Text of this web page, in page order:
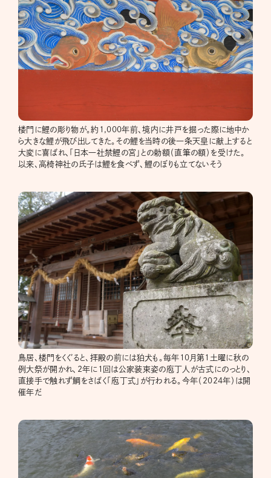
楼門に鯉の彫り物が。約1,000年前、境内に井戸を掘った際に地中か
ら大きな鯉が飛び出してきた。その鯉を当時の後一条天皇に献上すると
大変に喜ばれ、「日本一社禁鯉の宮」との勅額（直筆の額）を受けた。
以来、高椅神社の氏子は鯉を食べず、鯉のぼりも立てないそう
鳥居、楼門をくぐると、拝殿の前には狛犬も。毎年10月第1土曜に秋の
例大祭が開かれ、2年に1回は公家装束姿の庖丁人が古式にのっとり、
直接手で触れず鯛をさばく「庖丁式」が行われる。今年（2024年）は開
催年だ